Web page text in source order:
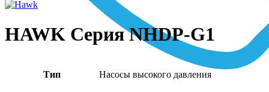
HAWK Серия NHDP-G1
Тип Насосы высокого давления